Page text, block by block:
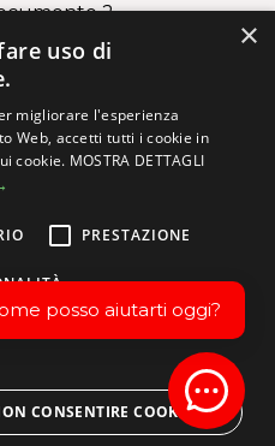
2
30174 Mestre (VE)
|info.fcs@issm.it
- Via dei Salesiani, 15 -
02173980273 - C.F.
×
uso di
migliorare l'esperienza
Web, accetti tutti i cookie in
cookie. MOSTRA DETTAGLI
PRESTAZIONE
CONSENTIRE COOKIES Open
posso aiutarti oggi?